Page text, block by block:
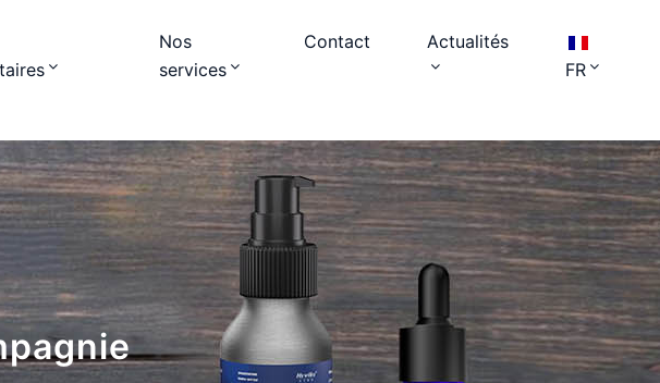
Nos
services
Contact
Actualités
FR